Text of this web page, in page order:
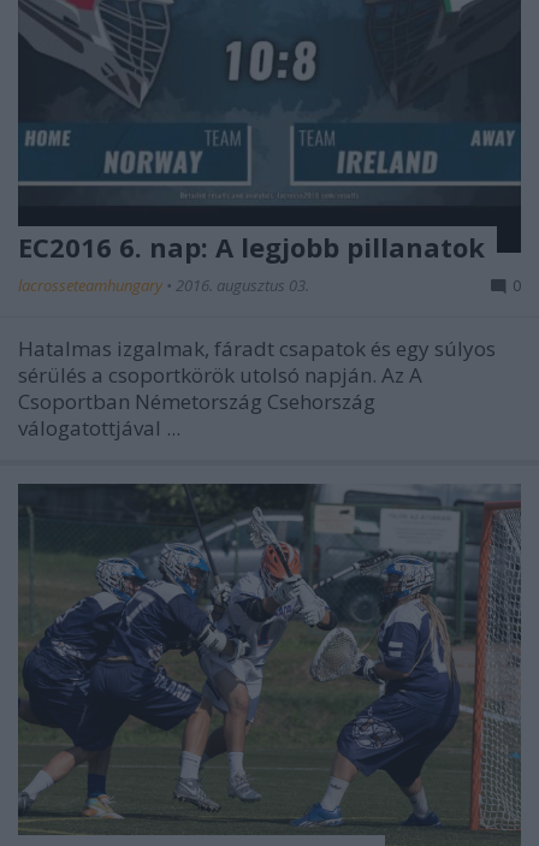
EC2016 6. nap: A legjobb pillanatok
lacrosseteamhungary • 2016. augusztus 03. 0
Hatalmas izgalmak, fáradt csapatok és egy súlyos
sérülés a csoportkörök utolsó napján. Az A
Csoportban Németország Csehország
válogatottjával ...